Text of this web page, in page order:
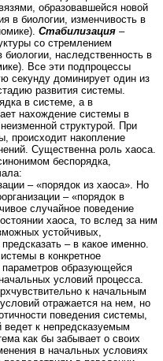
образовавшейся новой
в биологии, изменчивость в
Стабилизация –
со стремлением
наследственность в
Все эти подпроцессы
секунду доминирует один из
развития системы.
в системе, а в
нахождение системы в
структурой. При
происходит накопление
Существенна роль хаоса.
беспорядка,
– «порядок из хаоса». Но
– «порядок в
случайное поведение
хаоса, то вслед за ним
устойчивых,
– в какое именно.
в конкретное
образующейся
условий процесса.
к начальным
отражается на нем, но
поведения системы,
к непредсказуемым
как бы забывает о своих
в начальных условиях